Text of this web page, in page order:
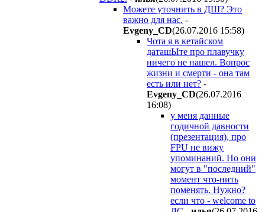
Можете уточнить в ДШ? Это
важно для нас. -
Evgeny_CD(26.07.2016 15:58)
Чота я в кетайском
даташЫте про плавучку
ничего не нашел. Вопрос
жизни и смерти - она там
есть или нет? -
Evgeny_CD(26.07.2016
16:08)
у меня данные
годичной давности
(презентация), про
FPU не вижу
упоминаний. Но они
могут в "последний"
момент что-нить
поменять. Нужно?
если что - welcome to